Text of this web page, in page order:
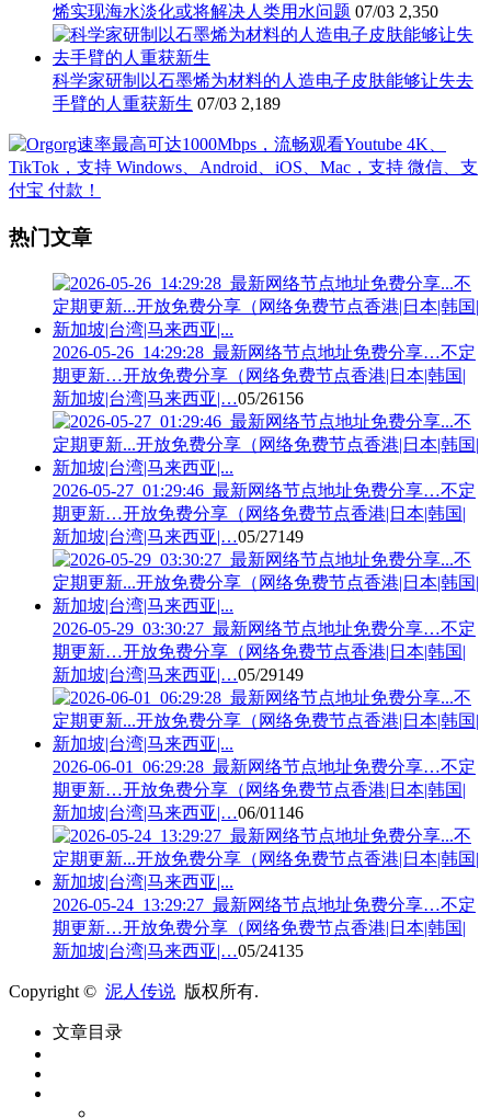
烯实现海水淡化或将解决人类用水问题 07/03 2,350
科学家研制以石墨烯为材料的人造电子皮肤能够让失去
手臂的人重获新生 07/03 2,189
热门文章
2026-05-26_14:29:28_最新网络节点地址免费分享…不定
期更新…开放免费分享（网络免费节点香港|日本|韩国|
新加坡|台湾|马来西亚|…05/26156
2026-05-27_01:29:46_最新网络节点地址免费分享…不定
期更新…开放免费分享（网络免费节点香港|日本|韩国|
新加坡|台湾|马来西亚|…05/27149
2026-05-29_03:30:27_最新网络节点地址免费分享…不定
期更新…开放免费分享（网络免费节点香港|日本|韩国|
新加坡|台湾|马来西亚|…05/29149
2026-06-01_06:29:28_最新网络节点地址免费分享…不定
期更新…开放免费分享（网络免费节点香港|日本|韩国|
新加坡|台湾|马来西亚|…06/01 146
2026-05-24_13:29:27_最新网络节点地址免费分享…不定
期更新…开放免费分享（网络免费节点香港|日本|韩国|
新加坡|台湾|马来西亚|…05/24135
Copyright © 泥人传说 版权所有.
文章目录